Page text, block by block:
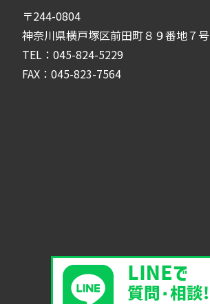
〒244-0804
神奈川県横戸塚区前田町８９番地７号
TEL：045-824-5229
FAX：045-823-7564